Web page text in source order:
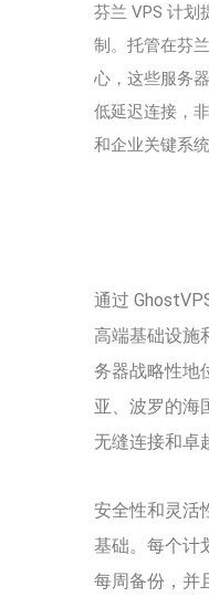
芬兰 VPS 计划
制。托管在芬
心，这些服务
低延迟连接，
和企业关键系统
通过
高端基础设施
务器战略性地
亚、波罗的海
无缝连接和卓
安全性和灵活
基础。每个计
每周备份，并